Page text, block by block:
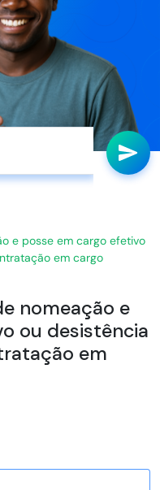
e posse em cargo efetivo
em cargo
nomeação e
ou desistência
em